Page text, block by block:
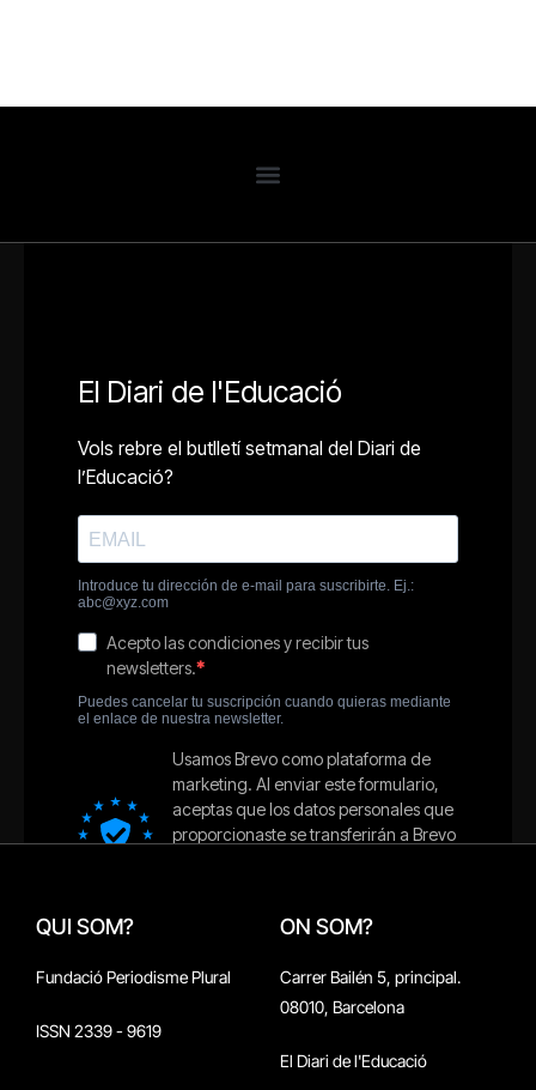
QUI SOM?
Fundació Periodisme Plural
ISSN 2339 - 9619
ON SOM?
Carrer Bailén 5, principal.
08010, Barcelona
El Diari de l'Educació